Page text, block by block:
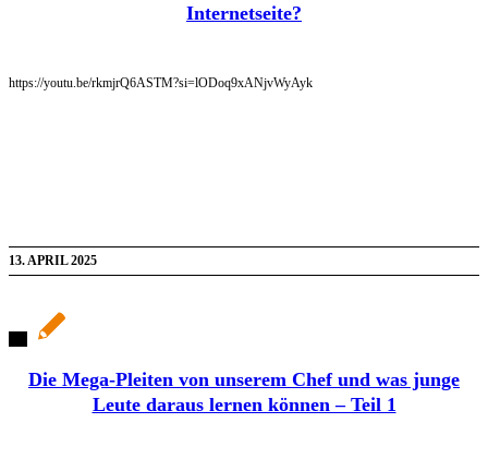
Internetseite?
https://youtu.be/rkmjrQ6ASTM?si=lODoq9xANjvWyAyk
13. APRIL 2025
Die Mega-Pleiten von unserem Chef und was junge
Leute daraus lernen können – Teil 1